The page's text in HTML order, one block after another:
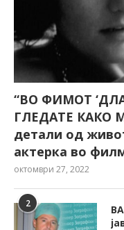
“ВО ФИМОТ
ГЛЕДАТЕ КАКО
детали од
актерка во
октомври 27, 2022
2